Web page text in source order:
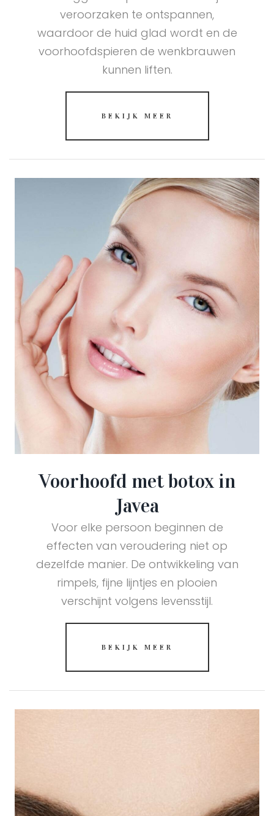
veroorzaken te ontspannen,
waardoor de huid glad wordt en de
voorhoofdspieren de wenkbrauwen
kunnen liften.
BEKIJK MEER
Voorhoofd met botox in
Javea
Voor elke persoon beginnen de
effecten van veroudering niet op
dezelfde manier. De ontwikkeling van
rimpels, fijne lijntjes en plooien
verschijnt volgens levensstijl.
BEKIJK MEER